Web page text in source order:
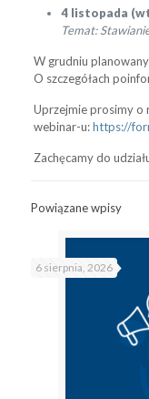
4 listopada
Temat:
W grudniu
O szczegółach
Uprzejmie prosimy o
webinar-u:https://
Zachęcamy do
Powiązane wpisy
6 sierpnia, 2026